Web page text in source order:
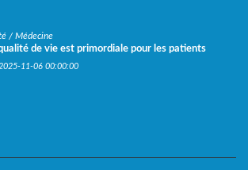
/ Médecine
de vie est primordiale pour les patients
2025-11-06 00:00:00